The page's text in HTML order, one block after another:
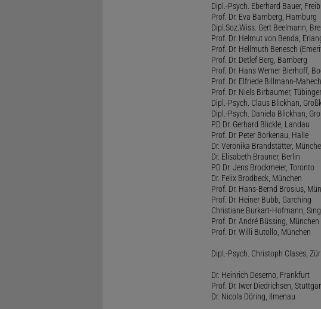
Dipl.-Psych. Eberhard Bauer,
Prof. Dr. Eva Bamberg, Hamburg
Dipl.Soz.Wiss. Gert Beelmann,
Prof. Dr. Helmut von Benda,
Prof. Dr. Hellmuth Benesch
Prof. Dr. Detlef Berg, Bamberg
Prof. Dr. Hans Werner Bierhoff,
Prof. Dr. Elfriede Billmann-
Prof. Dr. Niels Birbaumer,
Dipl.-Psych. Claus Blickhan,
Dipl.-Psych. Daniela Blickhan,
PD Dr. Gerhard Blickle, Landau
Prof. Dr. Peter Borkenau, Halle
Dr. Veronika Brandstätter,
Dr. Elisabeth Brauner, Berlin
PD Dr. Jens Brockmeier, Toronto
Dr. Felix Brodbeck, München
Prof. Dr. Hans-Bernd Brosius,
Prof. Dr. Heiner Bubb, Garching
Christiane Burkart-Hofmann,
Prof. Dr. André Büssing, München
Prof. Dr. Willi Butollo, München
Dipl.-Psych. Christoph Clases,
Dr. Heinrich Deserno, Frankfurt
Prof. Dr. Iwer Diedrichsen,
Dr. Nicola Döring, Ilmenau